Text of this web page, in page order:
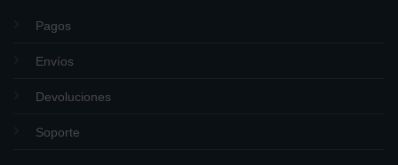
Pagos
Envíos
Devoluciones
Soporte